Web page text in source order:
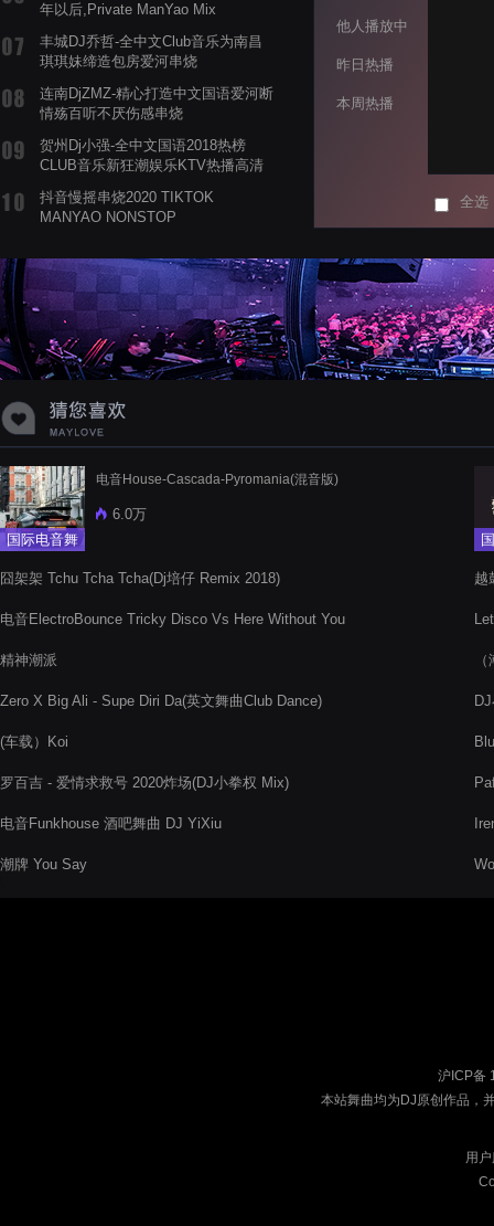
年以后,Private ManYao Mix
丰城DJ乔哲-全中文Club音乐为南昌
琪琪妹缔造包房爱河串烧
连南DjZMZ-精心打造中文国语爱河断
情殇百听不厌伤感串烧
贺州Dj小强-全中文国语2018热榜
CLUB音乐新狂潮娱乐KTV热播高清
抖音慢摇串烧2020 TIKTOK
MANYAO NONSTOP
蝉爸爸妈妈爱存在夏天的风是想你的
声音啊
他人播放中
昨日热播
本周热播
全选
国际电音舞
电音House-Cascada-Pyromania(混音版)
6.0万
囧架架 Tchu Tcha Tcha(Dj培仔 Remix 2018)
电音ElectroBounce Tricky Disco Vs Here Without You
精神潮派
Zero X Big Ali - Supe Diri Da(英文舞曲Club Dance)
(车载）Koi
罗百吉 - 爱情求救号 2020炸场(DJ小拳权 Mix)
电音Funkhouse 酒吧舞曲 DJ YiXiu
潮牌 You Say
越
沪ICP备
本站舞曲均为DJ原创作品，
用